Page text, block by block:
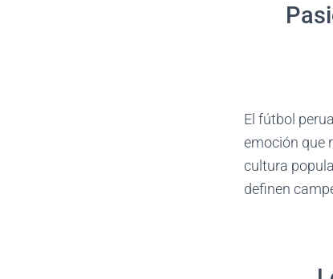
El fútbol
emoción que
cultura
definen